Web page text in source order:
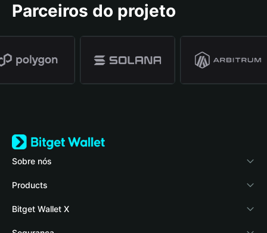
Parceiros do projeto
Sobre nós
Bitget Wallet
Blog
Products
Crypto Card
Bitget Wallet X